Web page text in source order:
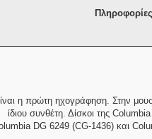
Πληροφορίες
η πρώτη ηχογράφηση. Στην
ίδιου συνθέτη. Δίσκοι της
DG 6249 (CG-1436) και